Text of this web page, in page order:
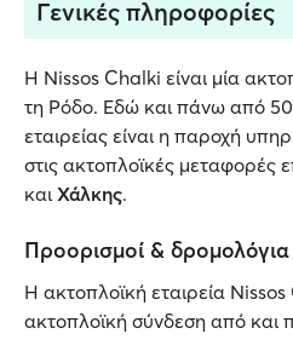
Γενικές πληροφορίες
Η Nissos Chalki είναι μία
τη Ρόδο. Εδώ και πάνω από 50
εταιρείας είναι η παροχή
στις ακτοπλοϊκές μεταφορές
και Χάλκης.
Προορισμοί &
Η ακτοπλοϊκή εταιρεία
ακτοπλοϊκή σύνδεση από και